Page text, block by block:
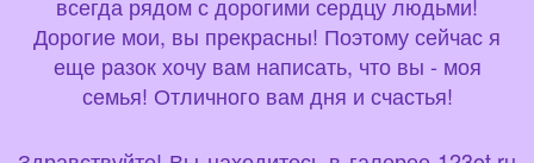
Дорогие мои, вы прекрасны! Поэтому сейчас я
еще разок хочу вам написать, что вы - моя
семья! Отличного вам дня и счастья!